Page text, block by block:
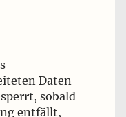
Daten
sobald
entfällt,